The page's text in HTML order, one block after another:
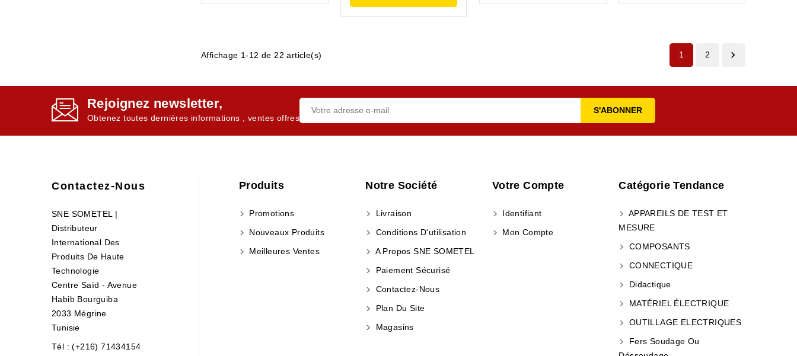
Affichage 1-12 de 22 article(s) 1 2 
Rejoignez newsletter,
Obtenez toutes dernières informations , ventes offres
Contactez-Nous
SNE SOMETEL |
Distributeur
International Des
Produits De Haute
Technologie
Centre Saïd - Avenue
Habib Bourguiba
2033 Mégrine
Tunisie
Tél : (+216) 71434154
Produits
Promotions
Nouveaux Produits
Meilleures Ventes
Notre Société
Livraison
Conditions D'utilisation
A Propos SNE SOMETEL
Paiement Sécurisé
Contactez-Nous
Plan Du Site
Magasins
Votre Compte
Identifiant
Mon Compte
Catégorie Tendance
APPAREILS DE TEST ET
MESURE
COMPOSANTS
CONNECTIQUE
Didactique
MATÉRIEL ÉLECTRIQUE
OUTILLAGE ELECTRIQUES
Fers Soudage Ou